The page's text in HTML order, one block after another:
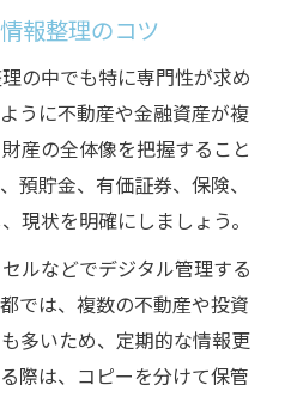
報整理のコツ
の中でも特に専門性が求め
うに不動産や金融資産が複
産の全体像を把握すること
預貯金、有価証券、保険、
現状を明確にしましょう。
ルなどでデジタル管理する
では、複数の不動産や投資
多いため、定期的な情報更
際は、コピーを分けて保管